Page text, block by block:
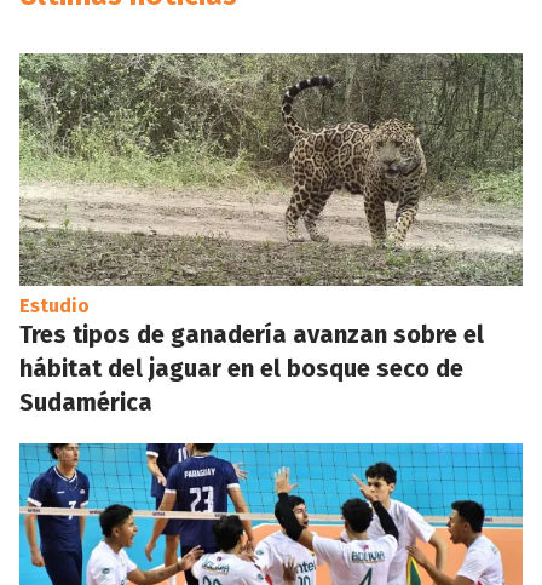
Estudio
Tres tipos de ganadería avanzan sobre el
hábitat del jaguar en el bosque seco de
Sudamérica